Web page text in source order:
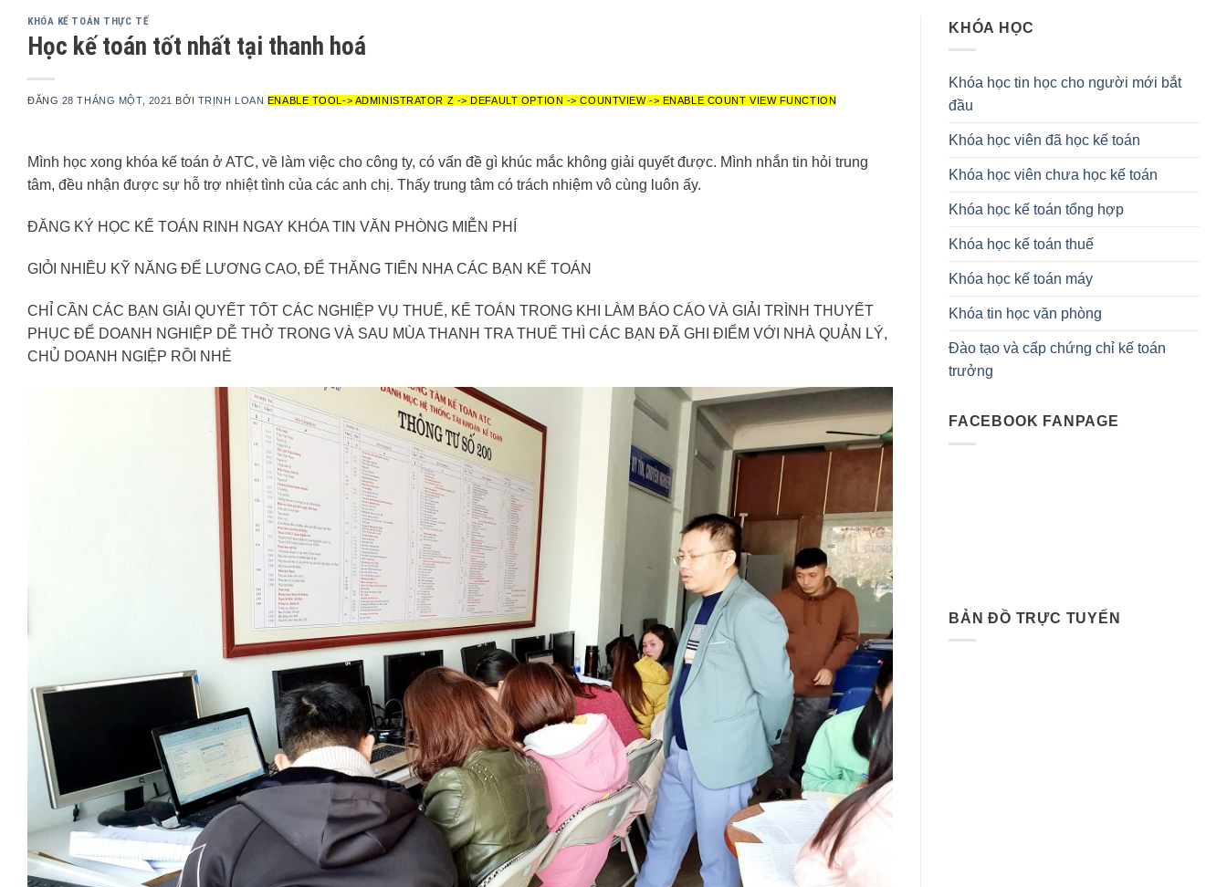
KHÓA KẾ TOÁN THỰC TẾ
Học kế toán tốt nhất tại thanh hoá
ĐĂNG 28 THÁNG MỘT, 2021 BỞI TRỊNH LOAN ENABLE TOOL-> ADMINISTRATOR Z -> DEFAULT OPTION -> COUNTVIEW -> ENABLE COUNT VIEW FUNCTION
Mình học xong khóa kế toán ở ATC, về làm việc cho công ty, có vấn đề gì khúc mắc không giải quyết được. Mình nhắn tin hỏi trung
tâm, đều nhận được sự hỗ trợ nhiệt tình của các anh chị. Thấy trung tâm có trách nhiệm vô cùng luôn ấy.
ĐĂNG KÝ HỌC KẾ TOÁN RINH NGAY KHÓA TIN VĂN PHÒNG MIỄN PHÍ
GIỎI NHIỀU KỸ NĂNG ĐỂ LƯƠNG CAO, ĐỂ THĂNG TIẾN NHA CÁC BẠN KẾ TOÁN
CHỈ CẦN CÁC BẠN GIẢI QUYẾT TỐT CÁC NGHIỆP VỤ THUẾ, KẾ TOÁN TRONG KHI LÀM BÁO CÁO VÀ GIẢI TRÌNH THUYẾT
PHỤC ĐỂ DOANH NGHIỆP DỄ THỞ TRONG VÀ SAU MÙA THANH TRA THUẾ THÌ CÁC BẠN ĐÃ GHI ĐIỂM VỚI NHÀ QUẢN LÝ,
CHỦ DOANH NGIỆP RỒI NHÉ
KHÓA HỌC
Khóa học tin học cho người mới bắt
đầu
Khóa học viên đã học kế toán
Khóa học viên chưa học kế toán
Khóa học kế toán tổng hợp
Khóa học kế toán thuế
Khóa học kế toán máy
Khóa tin học văn phòng
Đào tạo và cấp chứng chỉ kế toán
trưởng
FACEBOOK FANPAGE
BẢN ĐỒ TRỰC TUYẾN